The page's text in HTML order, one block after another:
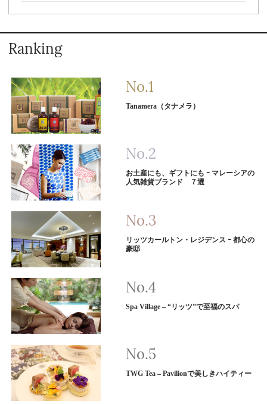
Ranking
Tanamera（タナメラ）
お土産にも、ギフトにも ｰ マレーシアの
人気雑貨ブランド ７選
リッツカールトン・レジデンス ｰ 都心の
豪邸
Spa Village – “リッツ”で至福のスパ
TWG Tea – Pavilionで美しきハイティー